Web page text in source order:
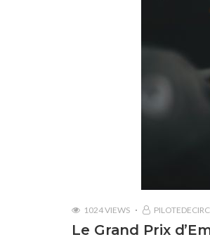
1024 VIEWS
Le Grand Prix